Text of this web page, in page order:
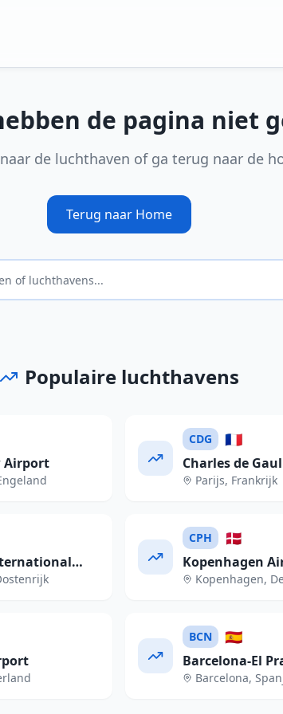
de pagina niet
de luchthaven of ga terug naar de
Terug naar Home
Populaire luchthavens
Airport
CDG 🇫🇷
Charles de
Parijs, Frankrijk
CPH 🇩🇰
Kopenhagen
Kopenhagen,
BCN 🇪🇸
Barcelona-El
Tarradellas
Barcelona,